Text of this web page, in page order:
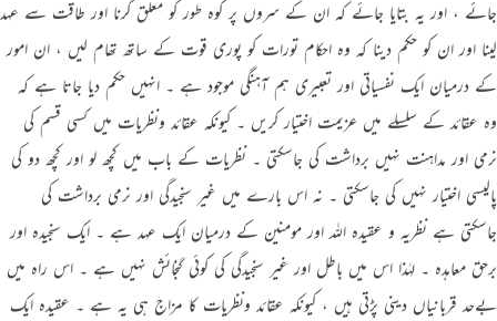
جائے ، اور یہ بتایا جائے کہ ان کے سروں پر کوہ طور کو معلق کرنا اور طاقت سے عہد
لینا اور ان کو حکم دینا کہ وہ احکام تورات کو پوری قوت کے ساتھ تھام لیں ، ان امور
کے درمیان ایک نفسیاتی اور تعبیری ہم آہنگی موجود ہے ۔ انہیں حکم دیا جاتا ہے کہ
وہ عقائد کے سلسلے میں عزیمت اختیار کریں ۔ کیونکہ عقائد ونظریات میں کسی قسم کی
نرمی اور مداہنت نہیں برداشت کی جاسکتی ۔ نظریات کے باب میں کچھ لو اور کچھ دو کی
پالیسی اختیار نہیں کی جاسکتی ۔ نہ اس بارے میں غیر سنجیدگی اور نرمی برداشت کی
جاسکتی ہے نظریہ و عقیدہ اللہ اور مومنین کے درمیان ایک عہد ہے ۔ ایک سنجیدہ اور
برحق معاہدہ ۔ لہٰذا اس میں باطل اور غیر سنجیدگی کی کوئی گنجائش نہیں ہے ۔ اس راہ میں
بےحد قربانیاں دینی پڑتی ہیں ، کیونکہ عقائد ونظریات کا مزاج ہی یہ ہے ۔ عقیدہ ایک